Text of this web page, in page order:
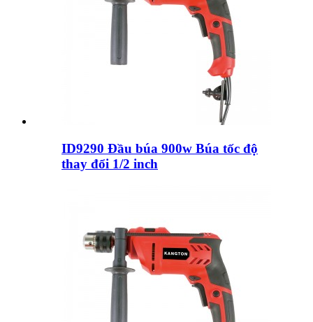
ID9290 Đầu búa 900w Búa tốc độ
thay đổi 1/2 inch